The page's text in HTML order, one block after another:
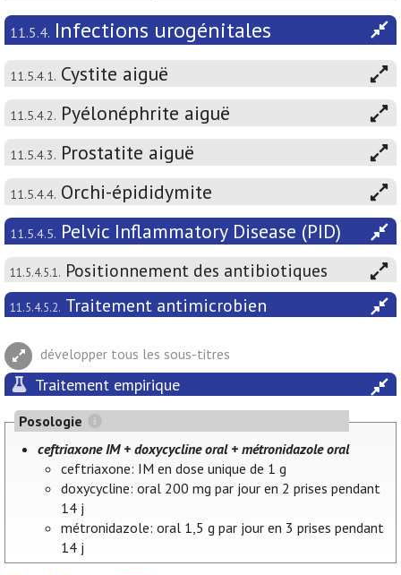
11.5.4. Infections urogénitales
11.5.4.1. Cystite aiguë
11.5.4.2. Pyélonéphrite aiguë
11.5.4.3. Prostatite aiguë
11.5.4.4. Orchi-épididymite
11.5.4.5. Pelvic Inflammatory Disease (PID)
11.5.4.5.1. Positionnement des antibiotiques
11.5.4.5.2. Traitement antimicrobien
développer tous les sous-titres
Traitement empirique
Posologie
ceftriaxone IM + doxycycline oral + métronidazole oral
ceftriaxone: IM en dose unique de 1 g
doxycycline: oral 200 mg par jour en 2 prises pendant
14 j
métronidazole: oral 1,5 g par jour en 3 prises pendant
14 j